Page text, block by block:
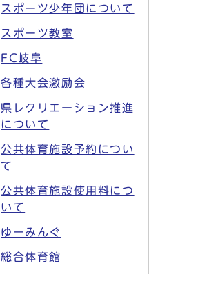
スポーツ少年団について
スポーツ教室
FC岐阜
各種大会激励会
県レクリエーション推進
について
公共体育施設予約につい
て
公共体育施設使用料につ
いて
ゆーみんぐ
総合体育館